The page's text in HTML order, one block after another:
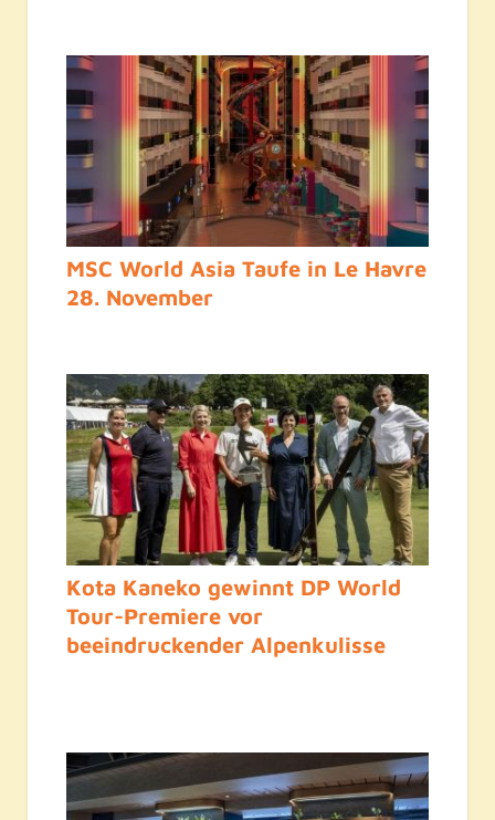
MSC World Asia Taufe in Le Havre
28. November
Kota Kaneko gewinnt DP World
Tour-Premiere vor
beeindruckender Alpenkulisse